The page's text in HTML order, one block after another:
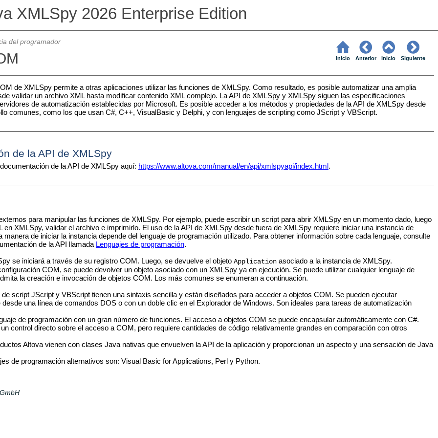
XMLSpy 2026 Enterprise Edition
del programador
Inicio Anterior Inicio Siguiente
de XMLSpy permite a otras aplicaciones utilizar las funciones de XMLSpy. Como resultado, es posible automatizar una amplia
validar un archivo XML hasta modificar contenido XML complejo. La API de XMLSpy y XMLSpy siguen las especificaciones
de automatización establecidas por Microsoft. Es posible acceder a los métodos y propiedades de la API de XMLSpy desde
comunes, como los que usan C#, C++, VisualBasic y Delphi, y con lenguajes de scripting como JScript y VBScript.
de la API de XMLSpy
de la API de XMLSpy aquí: https://www.altova.com/manual/en/api/xmlspyapi/index.html.
para manipular las funciones de XMLSpy. Por ejemplo, puede escribir un script para abrir XMLSpy en un momento dado, luego
en XMLSpy, validar el archivo e imprimirlo. El uso de la API de XMLSpy desde fuera de XMLSpy requiere iniciar una instancia de
manera de iniciar la instancia depende del lenguaje de programación utilizado. Para obtener información sobre cada lenguaje, consulte
de la API llamada Lenguajes de programación.
se iniciará a través de su registro COM. Luego, se devuelve el objeto Applicationasociado a la instancia de XMLSpy.
COM, se puede devolver un objeto asociado con un XMLSpy ya en ejecución. Se puede utilizar cualquier lenguaje de
la creación e invocación de objetos COM. Los más comunes se enumeran a continuación.
script JScript y VBScript tienen una sintaxis sencilla y están diseñados para acceder a objetos COM. Se pueden ejecutar
desde una línea de comandos DOS o con un doble clic en el Explorador de Windows. Son ideales para tareas de automatización
de programación con un gran número de funciones. El acceso a objetos COM se puede encapsular automáticamente con C#.
control directo sobre el acceso a COM, pero requiere cantidades de código relativamente grandes en comparación con otros
Altova vienen con clases Java nativas que envuelven la API de la aplicación y proporcionan un aspecto y una sensación de Java
de programación alternativos son: Visual Basic for Applications, Perl y Python.